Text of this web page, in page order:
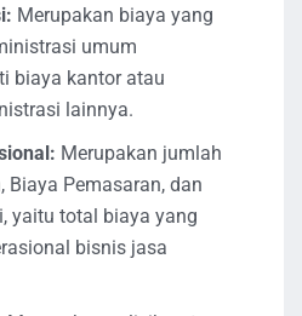
Merupakan biaya yang
umum
biaya kantor atau
lainnya.
Merupakan jumlah
Biaya Pemasaran, dan
yaitu total biaya yang
bisnis jasa